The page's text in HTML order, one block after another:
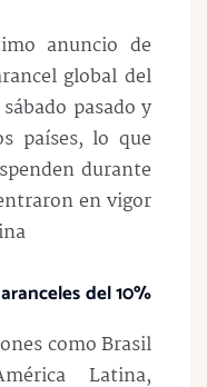
anuncio de
global del
pasado y
países, lo que
durante
en vigor
del 10%
como Brasil
Latina,